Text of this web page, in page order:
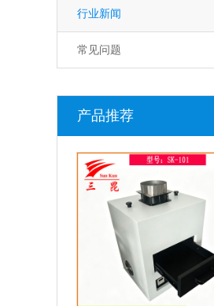
行业新闻
常见问题
产品推荐